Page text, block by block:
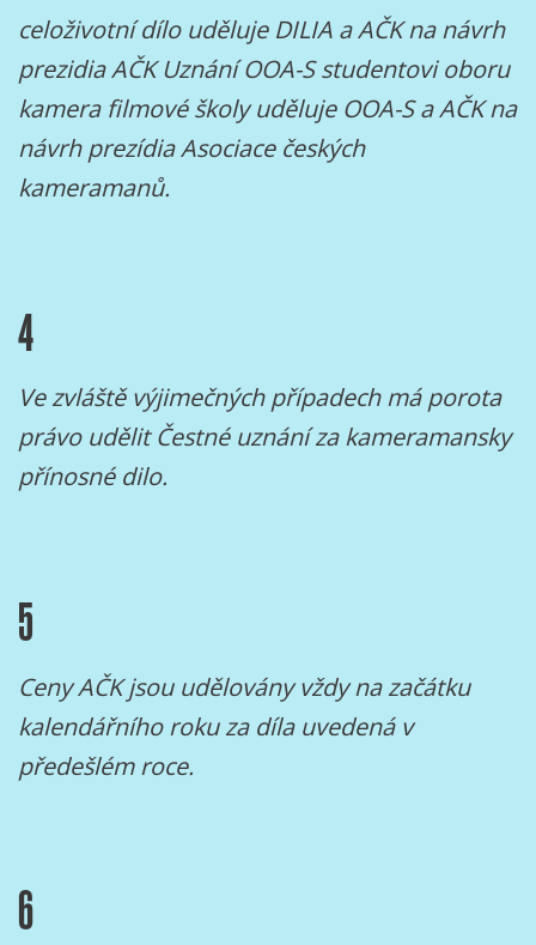
celoživotní dílo uděluje DILIA a AČK na návrh
prezidia AČK Uznání OOA-S studentovi oboru
kamera filmové školy uděluje OOA-S a AČK na
návrh prezídia Asociace českých
kameramanů.
4
Ve zvláště výjimečných případech má porota
právo udělit Čestné uznání za kameramansky
přínosné dilo.
5
Ceny AČK jsou udělovány vždy na začátku
kalendářního roku za díla uvedená v
předešlém roce.
6